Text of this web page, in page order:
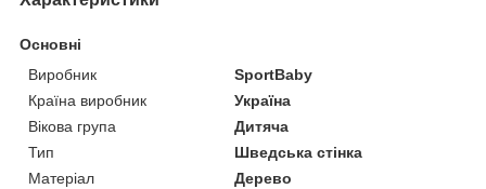
Основні
Виробник
SportBaby
Країна виробник
Україна
Вікова група
Дитяча
Тип
Шведська стінка
Матеріал
Дерево